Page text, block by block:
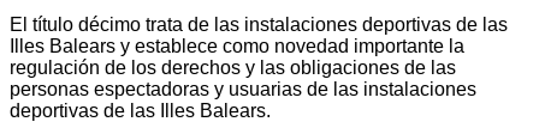
El título décimo trata de las instalaciones deportivas de las
Illes Balears y establece como novedad importante la
regulación de los derechos y las obligaciones de las
personas espectadoras y usuarias de las instalaciones
deportivas de las Illes Balears.